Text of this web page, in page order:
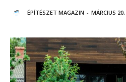
ÉPÍTÉSZET MAGAZIN - MÁRCIUS